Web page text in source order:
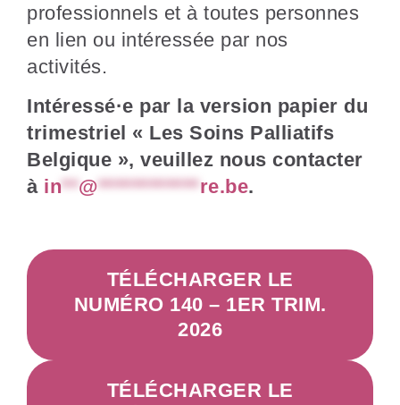
professionnels et à toutes personnes
en lien ou intéressée par nos
activités.
Intéressé·e par la version papier du
trimestriel « Les Soins Palliatifs
Belgique », veuillez nous contacter
à in**@************re.be.
TÉLÉCHARGER LE
NUMÉRO 140 – 1ER TRIM.
2026
TÉLÉCHARGER LE